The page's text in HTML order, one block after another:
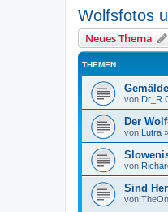
Wolfsfotos
Neues Thema
THEMEN
von
Der
von Lutra »
von
Sind
von